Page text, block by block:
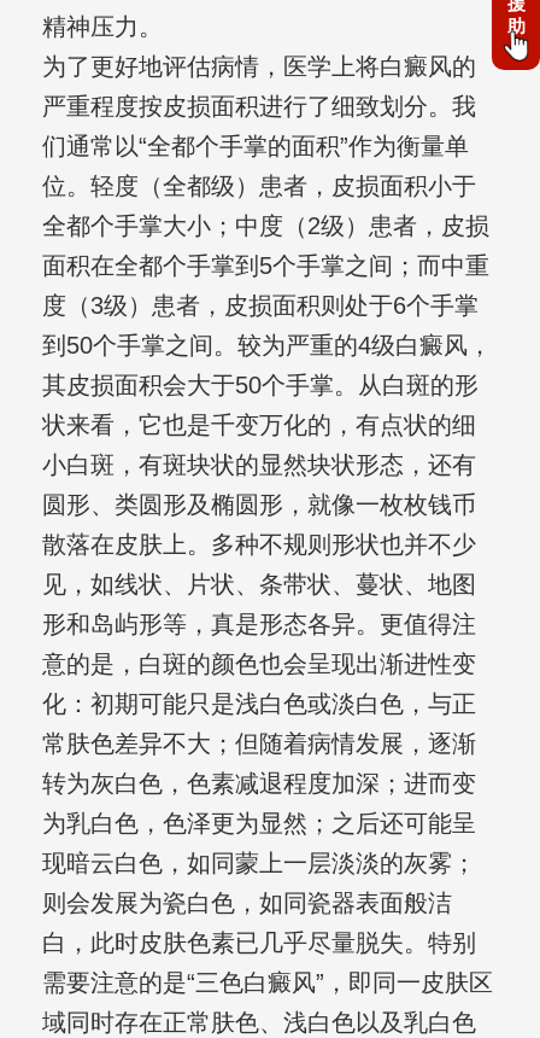
精神压力。
为了更好地评估病情，医学上将白癜风的
严重程度按皮损面积进行了细致划分。我
们通常以“全都个手掌的面积”作为衡量单
位。轻度（全都级）患者，皮损面积小于
全都个手掌大小；中度（2级）患者，皮损
面积在全都个手掌到5个手掌之间；而中重
度（3级）患者，皮损面积则处于6个手掌
到50个手掌之间。较为严重的4级白癜风，
其皮损面积会大于50个手掌。从白斑的形
状来看，它也是千变万化的，有点状的细
小白斑，有斑块状的显然块状形态，还有
圆形、类圆形及椭圆形，就像一枚枚钱币
散落在皮肤上。多种不规则形状也并不少
见，如线状、片状、条带状、蔓状、地图
形和岛屿形等，真是形态各异。更值得注
意的是，白斑的颜色也会呈现出渐进性变
化：初期可能只是浅白色或淡白色，与正
常肤色差异不大；但随着病情发展，逐渐
转为灰白色，色素减退程度加深；进而变
为乳白色，色泽更为显然；之后还可能呈
现暗云白色，如同蒙上一层淡淡的灰雾；
则会发展为瓷白色，如同瓷器表面般洁
白，此时皮肤色素已几乎尽量脱失。特别
需要注意的是“三色白癜风”，即同一皮肤区
域同时存在正常肤色、浅白色以及乳白色
助